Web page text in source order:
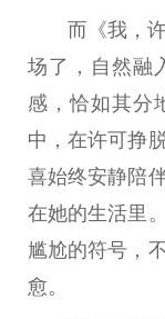
而《我，
场了，自然融
感，恰如其分
中，在许可挣
喜始终安静陪
在她的生活里
尴尬的符号，
愈。